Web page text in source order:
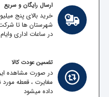
ارسال رایگان و سریع
خرید بالای پنج
در ساعات اداری
تضمین عودت کالا
در صورت مشاهده
مغایرت ، قعطه
داده میشود